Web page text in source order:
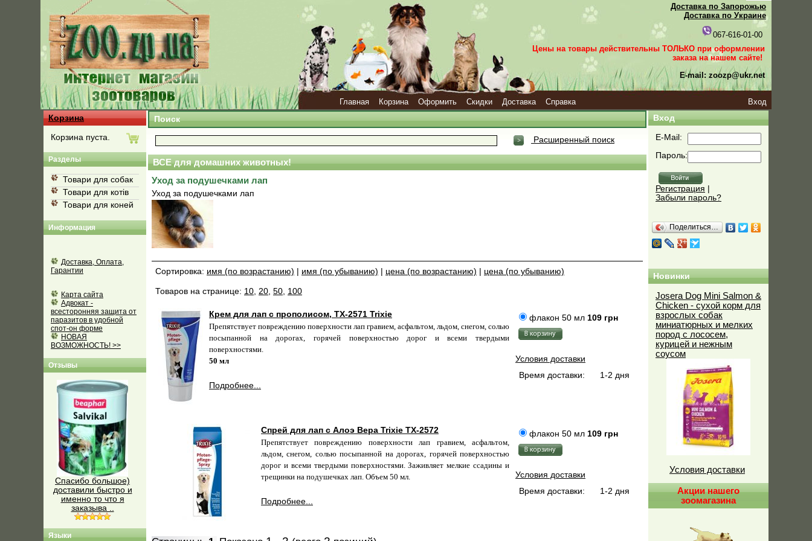
Доставка по Запорожью
Доставка по Украине
067-616-01-00
Цены на товары действительны ТОЛЬКО при оформлении
заказа на нашем сайте!
E-mail: zoozp@ukr.net
Главная Корзина Оформить Скидки Доставка Справка
Вход
Корзина
Корзина пуста.
Разделы
Товари для собак
Товари для котів
Товари для коней
Информация
Доставка, Оплата,
Гарантии
Карта сайта
Адвокат -
всесторонняя защита от
паразитов в удобной
спот-он форме
НОВАЯ
ВОЗМОЖНОСТЬ! >>
Отзывы
Спасибо большое)
доставили быстро и
именно то что я
заказыва ..
Языки
Поиск
Расширенный поиск
ВСЕ для домашних животных!
Уход за подушечками лап
Уход за подушечками лап
Сортировка: имя (по возрастанию) | имя (по убыванию) | цена (по возрастанию) | цена (по убыванию)
Товаров на странице: 10 20 50 100
Крем для лап с прополисом, TX-2571 Trixie
Препятствует повреждению поверхности лап гравием, асфальтом, льдом, снегом, солью
посыпанной на дорогах, горячей поверхностью дорог и всеми твердыми
поверхностями.
50 мл
Подробнее...
флакон 50 мл 109 грн
Условия доставки
Время доставки:
1-2 дня
Спрей для лап с Алоэ Вера Trixie TX-2572
Препятствует повреждению поверхности лап гравием, асфальтом,
льдом, снегом, солью посыпанной на дорогах, горячей поверхностью
дорог и всеми твердыми поверхностями. Заживляет мелкие ссадины и
трещинки на подушечках лап. Объем 50 мл.
Подробнее...
флакон 50 мл 109 грн
Условия доставки
Время доставки:
1-2 дня
Вход
E-Mail:
Пароль:
Регистрация
Забыли пароль?
Поделиться…
Новинки
Josera Dog Mini Salmon &
Chicken - сухой корм для
взрослых собак
миниатюрных и мелких
пород с лососем,
курицей и нежным
соусом
Условия доставки
Акции нашего
зоомагазина